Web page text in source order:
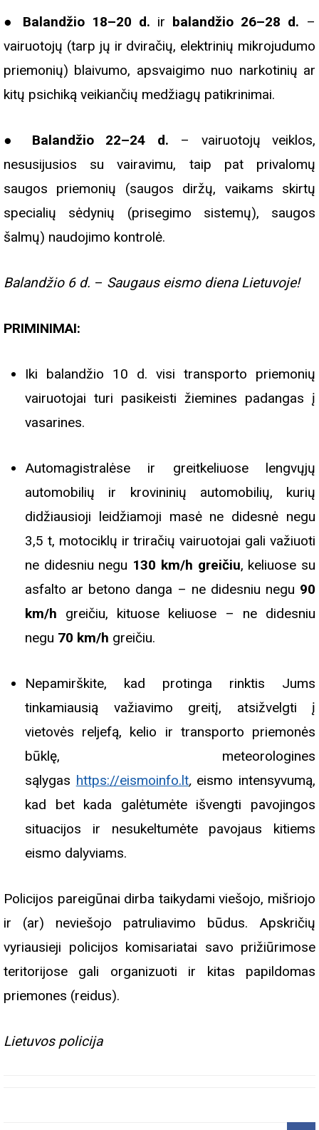
● Balandžio 18–20 d. ir balandžio 26–28 d. –
vairuotojų (tarp jų ir dviračių, elektrinių mikrojudumo
priemonių) blaivumo, apsvaigimo nuo narkotinių ar
kitų psichiką veikiančių medžiagų patikrinimai.
● Balandžio 22–24 d.
– vairuotojų veiklos,
nesusijusios su vairavimu, taip pat privalomų
saugos priemonių (saugos diržų, vaikams skirtų
specialių sėdynių (prisegimo sistemų), saugos
šalmų) naudojimo kontrolė.
Balandžio 6 d. – Saugaus eismo diena Lietuvoje!
PRIMINIMAI:
Iki balandžio 10 d. visi transporto priemonių
vairuotojai turi pasikeisti žiemines padangas į
vasarines.
Automagistralėse ir greitkeliuose lengvųjų
automobilių ir krovininių automobilių, kurių
didžiausioji leidžiamoji masė ne didesnė negu
3,5 t, motociklų ir triračių vairuotojai gali važiuoti
ne didesniu negu 130 km/h greičiu, keliuose su
asfalto ar betono danga – ne didesniu negu 90
km/h
greičiu, kituose keliuose – ne didesniu
negu 70 km/h greičiu.
Nepamirškite, kad protinga rinktis Jums
tinkamiausią važiavimo greitį, atsižvelgti į
vietovės reljefą, kelio ir transporto priemonės
būklę, meteorologines
sąlygas https://eismoinfo.lt, eismo intensyvumą,
kad bet kada galėtumėte išvengti pavojingos
situacijos ir nesukeltumėte pavojaus kitiems
eismo dalyviams.
Policijos pareigūnai dirba taikydami viešojo, mišriojo
ir (ar) neviešojo patruliavimo būdus. Apskričių
vyriausieji policijos komisariatai savo prižiūrimose
teritorijose gali organizuoti ir kitas papildomas
priemones (reidus).
Lietuvos policija